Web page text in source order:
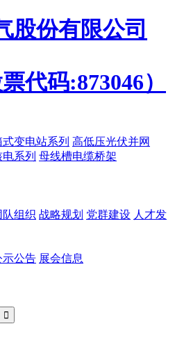
代码:873046）
式变电站系列 高低压光伏并网
电系列 母线槽电缆桥架
队组织 战略规划 党群建设 人才发
示公告 展会信息